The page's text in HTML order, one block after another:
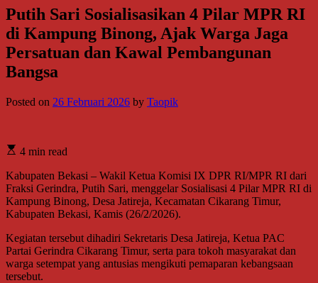
Putih Sari Sosialisasikan 4 Pilar MPR RI
di Kampung Binong, Ajak Warga Jaga
Persatuan dan Kawal Pembangunan
Bangsa
Posted on 26 Februari 2026 by Taopik
4 min read
Kabupaten Bekasi – Wakil Ketua Komisi IX DPR RI/MPR RI dari
Fraksi Gerindra, Putih Sari, menggelar Sosialisasi 4 Pilar MPR RI di
Kampung Binong, Desa Jatireja, Kecamatan Cikarang Timur,
Kabupaten Bekasi, Kamis (26/2/2026).
Kegiatan tersebut dihadiri Sekretaris Desa Jatireja, Ketua PAC
Partai Gerindra Cikarang Timur, serta para tokoh masyarakat dan
warga setempat yang antusias mengikuti pemaparan kebangsaan
tersebut.